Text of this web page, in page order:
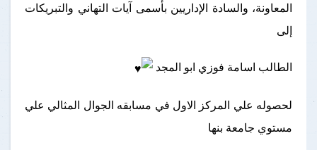
المعاونة، والسادة الإداريين بأسمى آيات التهاني والتبريكات
إلى
الطالب اسامة فوزي ابو المجد
لحصوله علي المركز الاول في مسابقه الجوال المثالي علي
مستوي جامعة بنها